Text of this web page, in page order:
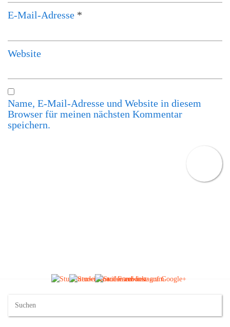
E-Mail-Adresse *
Website
Name, E-Mail-Adresse und Website in diesem
Browser für meinen nächsten Kommentar
speichern.